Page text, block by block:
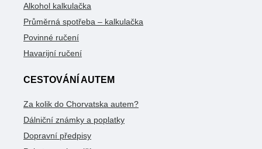
Alkohol kalkulačka
Průměrná spotřeba – kalkulačka
Povinné ručení
Havarijní ručení
CESTOVÁNÍ AUTEM
Za kolik do Chorvatska autem?
Dálniční známky a poplatky
Dopravní předpisy